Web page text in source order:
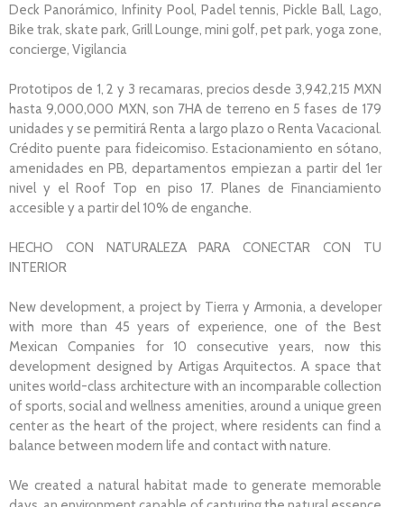
Deck Panorámico, Infinity Pool, Padel tennis, Pickle Ball, Lago,
Bike trak, skate park, Grill Lounge, mini golf, pet park, yoga zone,
concierge, Vigilancia
Prototipos de 1, 2 y 3 recamaras, precios desde 3,942,215 MXN
hasta 9,000,000 MXN, son 7HA de terreno en 5 fases de 179
unidades y se permitirá Renta a largo plazo o Renta Vacacional.
Crédito puente para fideicomiso. Estacionamiento en sótano,
amenidades en PB, departamentos empiezan a partir del 1er
nivel y el Roof Top en piso 17. Planes de Financiamiento
accesible y a partir del 10% de enganche.
HECHO CON NATURALEZA PARA CONECTAR CON TU
INTERIOR
New development, a project by Tierra y Armonia, a developer
with more than 45 years of experience, one of the Best
Mexican Companies for 10 consecutive years, now this
development designed by Artigas Arquitectos. A space that
unites world-class architecture with an incomparable collection
of sports, social and wellness amenities, around a unique green
center as the heart of the project, where residents can find a
balance between modern life and contact with nature.
We created a natural habitat made to generate memorable